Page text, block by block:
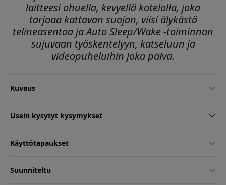
laitteesi ohuella, kevyellä kotelolla, joka
tarjoaa kattavan suojan, viisi älykästä
telineasentoa ja Auto Sleep/Wake -toiminnon
sujuvaan työskentelyyn, katseluun ja
videopuheluihin joka päivä.
Kuvaus
Usein kysytyt kysymykset
Käyttötapaukset
Suunniteltu